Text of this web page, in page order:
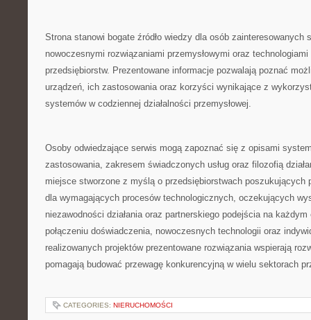
Strona stanowi bogate źródło wiedzy dla osób zainteresowanych
nowoczesnymi rozwiązaniami przemysłowymi oraz
przedsiębiorstw. Prezentowane informacje pozwalają poznać
urządzeń, ich zastosowania oraz korzyści wynikające z
systemów w codziennej działalności przemysłowej.
Osoby odwiedzające serwis mogą zapoznać się z opisami
zastosowania, zakresem świadczonych usług oraz filozofią
miejsce stworzone z myślą o przedsiębiorstwach poszukujących
dla wymagających procesów technologicznych, oczekujących
niezawodności działania oraz partnerskiego podejścia na każdym
połączeniu doświadczenia, nowoczesnych technologii oraz
realizowanych projektów prezentowane rozwiązania wspierają
pomagają budować przewagę konkurencyjną w wielu sektorach
CATEGORIES: NIERUCHOMOŚCI